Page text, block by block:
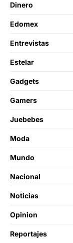
Dinero
Edomex
Entrevistas
Estelar
Gadgets
Gamers
Juebebes
Moda
Mundo
Nacional
Noticias
Opinion
Reportajes